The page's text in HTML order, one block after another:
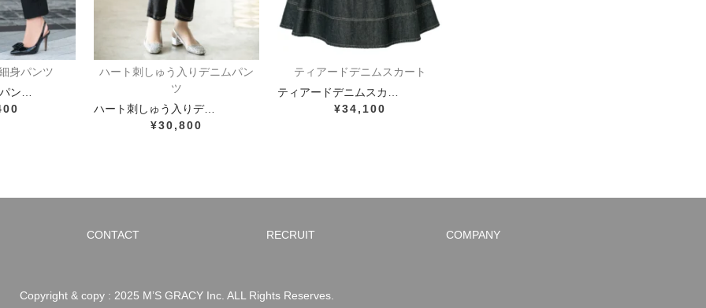
身パンツ
ン…
ハート刺しゅう入りデニムパン
ツ
ハート刺しゅう入りデ…
¥30,800
ティアードデニムスカート
ティアードデニムスカ…
¥34,100
CONTACT RECRUIT COMPANY
Copyright & copy : 2025 M’S GRACY Inc. ALL Rights Reserves.